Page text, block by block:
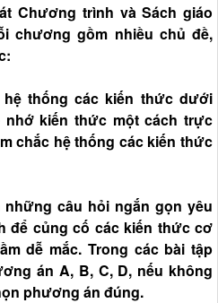
Chương trình và Sách giáo
chương gồm nhiều chủ đề,
thống các kiến thức dưới
kiến thức một cách trực
chắc hệ thống các kiến thức
câu hỏi ngắn gọn yêu
để củng cố các kiến thức cơ
dễ mắc. Trong các bài tập
án A, B, C, D, nếu không
phương án đúng.